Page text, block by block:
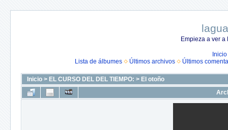
Empieza a ver
Inicio
Lista de álbumes
Últimos archivos Últimos
Inicio > EL CURSO DEL DEL TIEMPO: > El otoño